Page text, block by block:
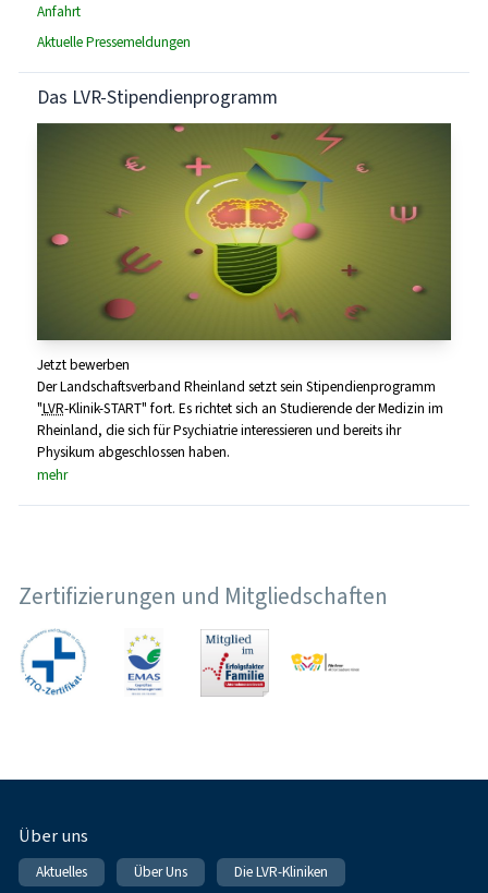
Anfahrt
Aktuelle Pressemeldungen
Das LVR-Stipendienprogramm
Jetzt bewerben
Der Landschaftsverband Rheinland setzt sein Stipendienprogramm
"LVR-Klinik-START" fort. Es richtet sich an Studierende der Medizin im
Rheinland, die sich für Psychiatrie interessieren und bereits ihr
Physikum abgeschlossen haben.
mehr
Zertifizierungen und Mitgliedschaften
Fußnavigation
Über uns
Aktuelles Über Uns Die LVR-Kliniken